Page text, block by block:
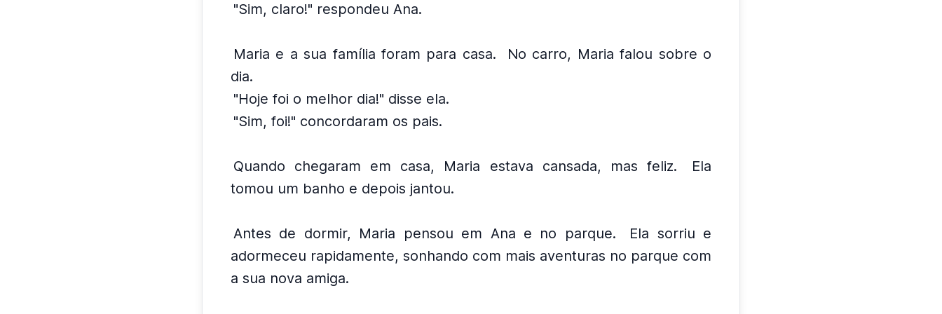
"Sim, claro!" respondeu Ana.
Maria e a sua família foram para casa.
No carro, Maria falou sobre o
dia.
"Hoje foi o melhor dia!" disse ela.
"Sim, foi!" concordaram os pais.
Quando chegaram em casa, Maria estava cansada, mas feliz.
Ela
tomou um banho e depois jantou.
Antes de dormir, Maria pensou em Ana e no parque.
Ela sorriu e
adormeceu rapidamente, sonhando com mais aventuras no parque com
a sua nova amiga.